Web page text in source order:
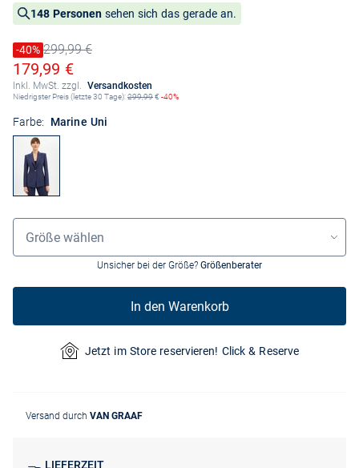
148 Personen sehen sich das gerade an.
Preis reduziert um
-40%
Alter Preis299,99 €
Ermäßigter Preis
179,99 €
Inkl. MwSt. zzgl. Versandkosten
Niedrigster Preis (letzte 30 Tage):299,99€ -40%
Farbe: Marine Uni
Größenauswahl
Größe wählen
Unsicher bei der Größe? Größenberater
In den Warenkorb
Jetzt im Store reservieren! Click & Reserve
Versand durch VAN GRAAF
LIEFERZEIT